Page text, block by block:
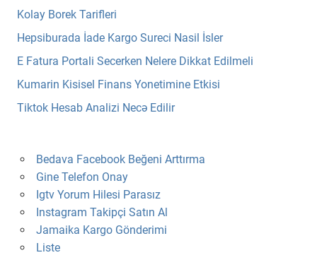
Kolay Borek Tarifleri
Hepsiburada İade Kargo Sureci Nasil İsler
E Fatura Portali Secerken Nelere Dikkat Edilmeli
Kumarin Kisisel Finans Yonetimine Etkisi
Tiktok Hesab Analizi Necə Edilir
Bedava Facebook Beğeni Arttırma
Gine Telefon Onay
Igtv Yorum Hilesi Parasız
Instagram Takipçi Satın Al
Jamaika Kargo Gönderimi
Liste